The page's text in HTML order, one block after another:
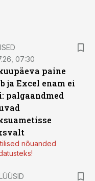
07:30
paine
ja Excel enam ei
palgaandmed
nõuanded